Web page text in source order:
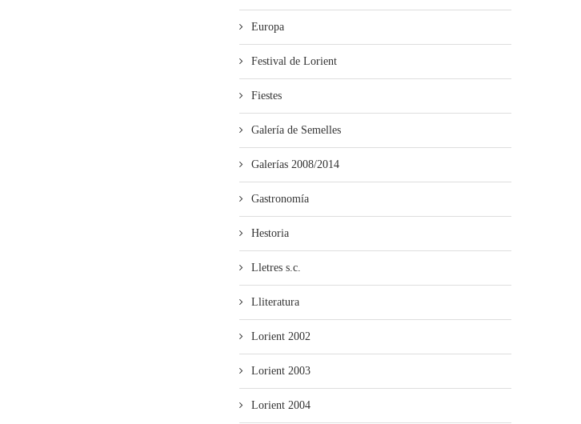
Europa
Festival de Lorient
Fiestes
Galería de Semelles
Galerías 2008/2014
Gastronomía
Hestoria
Lletres s.c.
Lliteratura
Lorient 2002
Lorient 2003
Lorient 2004